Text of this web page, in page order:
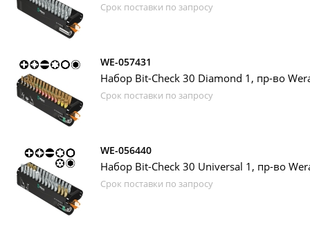
Срок поставки по запросу
WE-057431
Набор Bit-Check 30 Diamond 1, пр-во
Срок поставки по запросу
WE-056440
Набор Bit-Check 30 Universal 1, пр-во
Срок поставки по запросу